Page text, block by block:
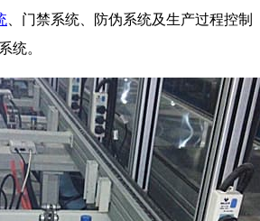
、门禁系统、防伪系统及生产过程控制
统。